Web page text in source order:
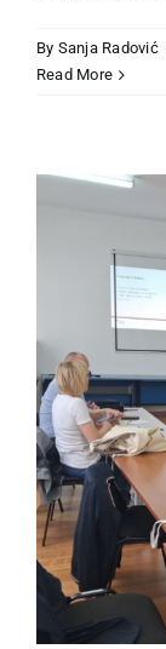
By Sanja Radović
Read More